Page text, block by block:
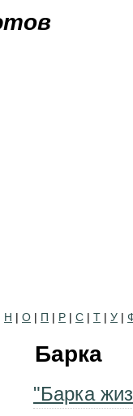
Н | О | П | Р | С | Т | У |
Барка
"Барка